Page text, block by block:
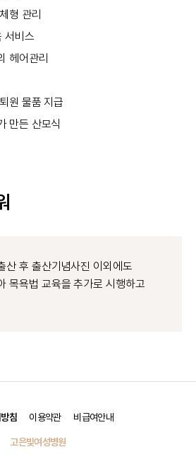
형 관리
서비스
헤어관리
원 물품 지급
만든 산모식
산 후 출산기념사진 이외에도
목욕법 교육을 추가로 시행하고
침 이용약관 비급여안내
고은빛여성병원